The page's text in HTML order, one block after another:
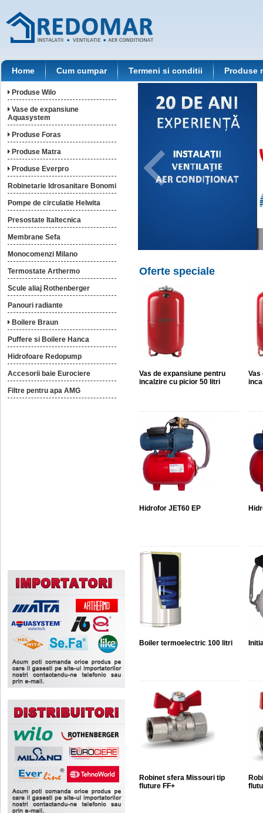
Home Cum cumpar Termeni si conditii Produse
Produse Wilo
Vase de expansiune
Aquasystem
Produse Foras
Produse Matra
Produse Everpro
Robinetarie Idrosanitare Bonomi
Pompe de circulatie Helwita
Presostate Italtecnica
Membrane Sefa
Monocomenzi Milano
Termostate Arthermo
Scule aliaj Rothenberger
Panouri radiante
Boilere Braun
Puffere si Boilere Hanca
Hidrofoare Redopump
Accesorii baie Eurociere
Filtre pentru apa AMG
Oferte speciale
Vas de expansiune pentru
incalzire cu picior 50 litri
Vas
Hidrofor JET60 EP
Boiler termoelectric 100 litri
Robinet sfera Missouri tip
fluture FF+